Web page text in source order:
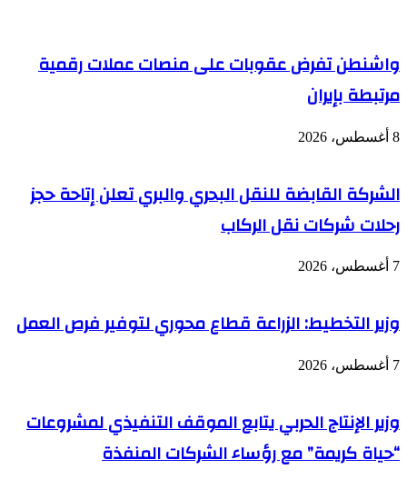
واشنطن تفرض عقوبات على منصات عملات رقمية
مرتبطة بإيران
8 أغسطس، 2026
الشركة القابضة للنقل البحري والبري تعلن إتاحة حجز
رحلات شركات نقل الركاب
7 أغسطس، 2026
وزير التخطيط: الزراعة قطاع محوري لتوفير فرص العمل
7 أغسطس، 2026
وزير الإنتاج الحربي يتابع الموقف التنفيذي لمشروعات
“حياة كريمة” مع رؤساء الشركات المنفذة